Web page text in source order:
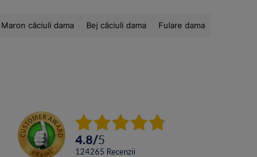
Maron căciuli dama Bej căciuli dama Fulare dama
4.8/5
124265 Recenzii